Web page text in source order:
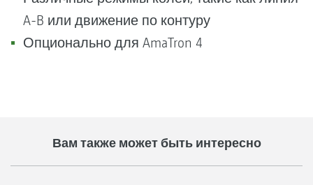
A-B или движение по контуру
Опционально для AmaTron 4
Вам также может быть интересно